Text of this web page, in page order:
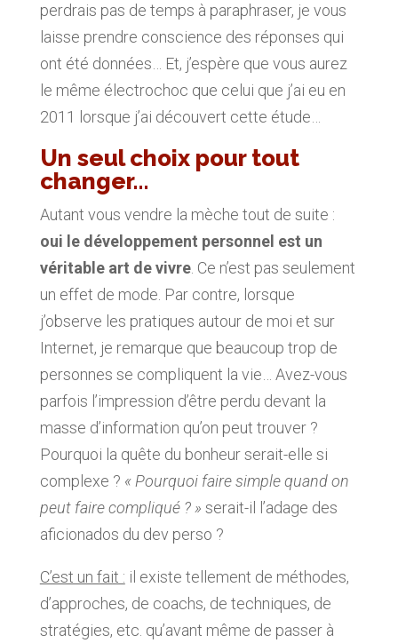
perdrais pas de temps à paraphraser, je vous
laisse prendre conscience des réponses qui
ont été données… Et, j’espère que vous aurez
le même électrochoc que celui que j’ai eu en
2011 lorsque j’ai découvert cette étude…
Un seul choix pour tout
changer…
Autant vous vendre la mèche tout de suite :
oui le développement personnel est un
véritable art de vivre. Ce n’est pas seulement
un effet de mode. Par contre, lorsque
j’observe les pratiques autour de moi et sur
Internet, je remarque que beaucoup trop de
personnes se compliquent la vie… Avez-vous
parfois l’impression d’être perdu devant la
masse d’information qu’on peut trouver ?
Pourquoi la quête du bonheur serait-elle si
complexe ? « Pourquoi faire simple quand on
peut faire compliqué ? » serait-il l’adage des
aficionados du dev perso ?
C’est un fait : il existe tellement de méthodes,
d’approches, de coachs, de techniques, de
stratégies, etc. qu’avant même de passer à